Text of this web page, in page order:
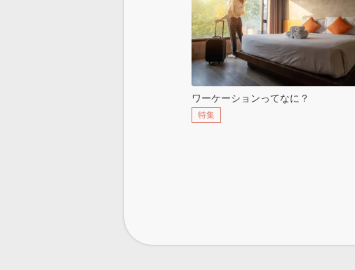
ワーケーションってなに？
特集